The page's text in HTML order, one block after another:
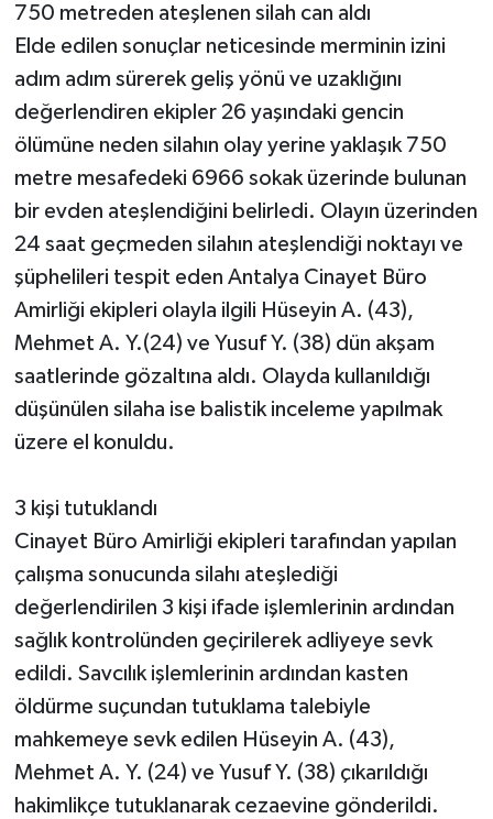
750 metreden ateşlenen silah can aldı
Elde edilen sonuçlar neticesinde merminin izini
adım adım sürerek geliş yönü ve uzaklığını
değerlendiren ekipler 26 yaşındaki gencin
ölümüne neden silahın olay yerine yaklaşık 750
metre mesafedeki 6966 sokak üzerinde bulunan
bir evden ateşlendiğini belirledi. Olayın üzerinden
24 saat geçmeden silahın ateşlendiği noktayı ve
şüphelileri tespit eden Antalya Cinayet Büro
Amirliği ekipleri olayla ilgili Hüseyin A. (43),
Mehmet A. Y.(24) ve Yusuf Y. (38) dün akşam
saatlerinde gözaltına aldı. Olayda kullanıldığı
düşünülen silaha ise balistik inceleme yapılmak
üzere el konuldu.
3 kişi tutuklandı
Cinayet Büro Amirliği ekipleri tarafından yapılan
çalışma sonucunda silahı ateşlediği
değerlendirilen 3 kişi ifade işlemlerinin ardından
sağlık kontrolünden geçirilerek adliyeye sevk
edildi. Savcılık işlemlerinin ardından kasten
öldürme suçundan tutuklama talebiyle
mahkemeye sevk edilen Hüseyin A. (43),
Mehmet A. Y. (24) ve Yusuf Y. (38) çıkarıldığı
hakimlikçe tutuklanarak cezaevine gönderildi.